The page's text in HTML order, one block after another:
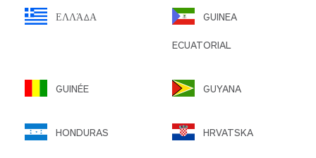
ΕΛΛΆΔΑ GUINEA
ECUATORIAL
GUINÉE GUYANA
HONDURAS HRVATSKA